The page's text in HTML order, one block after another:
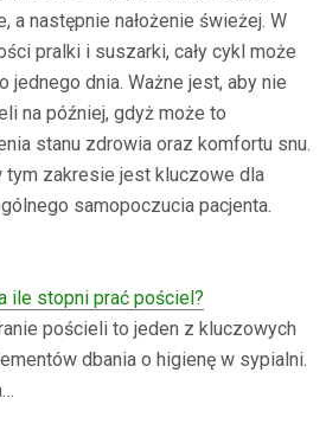
a następnie nałożenie świeżej. W
pralki i suszarki, cały cykl może
jednego dnia. Ważne jest, aby nie
na później, gdyż może to
stanu zdrowia oraz komfortu snu.
tym zakresie jest kluczowe dla
samopoczucia pacjenta.
ile stopni prać pościel?
pościeli to jeden z kluczowych
dbania o higienę w sypialni.